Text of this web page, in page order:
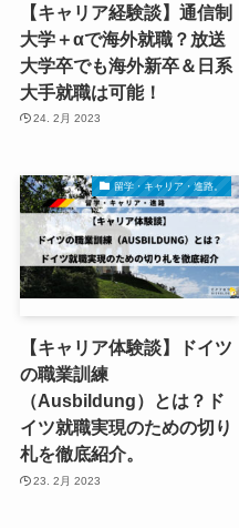
【キャリア経験談】通信制
大学＋αで海外就職？放送
大学卒でも海外新卒＆日系
大手就職は可能！
24. 2月 2023
留学・キャリア・進路。
【キャリア体験談】ドイツ
の職業訓練
（Ausbildung）とは？ド
イツ就職実現のための切り
札を徹底紹介。
23. 2月 2023